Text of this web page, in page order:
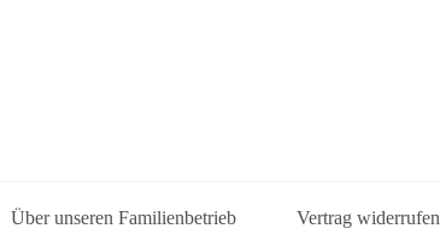
Über unseren Familienbetrieb Vertrag widerrufen